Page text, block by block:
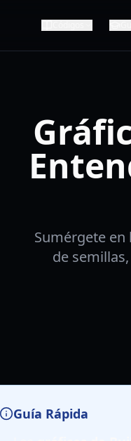
Sumérgete
de
Guía Rápida